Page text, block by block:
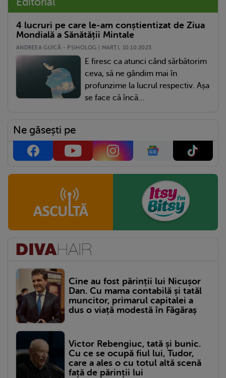
4 lucruri pe care le-am conștientizat de Ziua
Mondială a Sănătății Mintale
ANDREEA GUICĂ - PSIHOLOG | MARŢI, 10.10.2023
E firesc ca atunci când sărbătorim
ceva, să ne gândim mai în
profunzime la lucrul respectiv. Așa
se face că încă...
Ne găsești pe
Cine au fost părinții lui Nicușor
Dan. Cu mama contabilă și tatăl
muncitor, primarul capitalei a
dus o viață modestă în Făgăraș
Victor Rebengiuc, tată și bunic.
Cu ce se ocupă fiul lui, Tudor,
care a ales o cu totul altă scenă
față de părinții lui